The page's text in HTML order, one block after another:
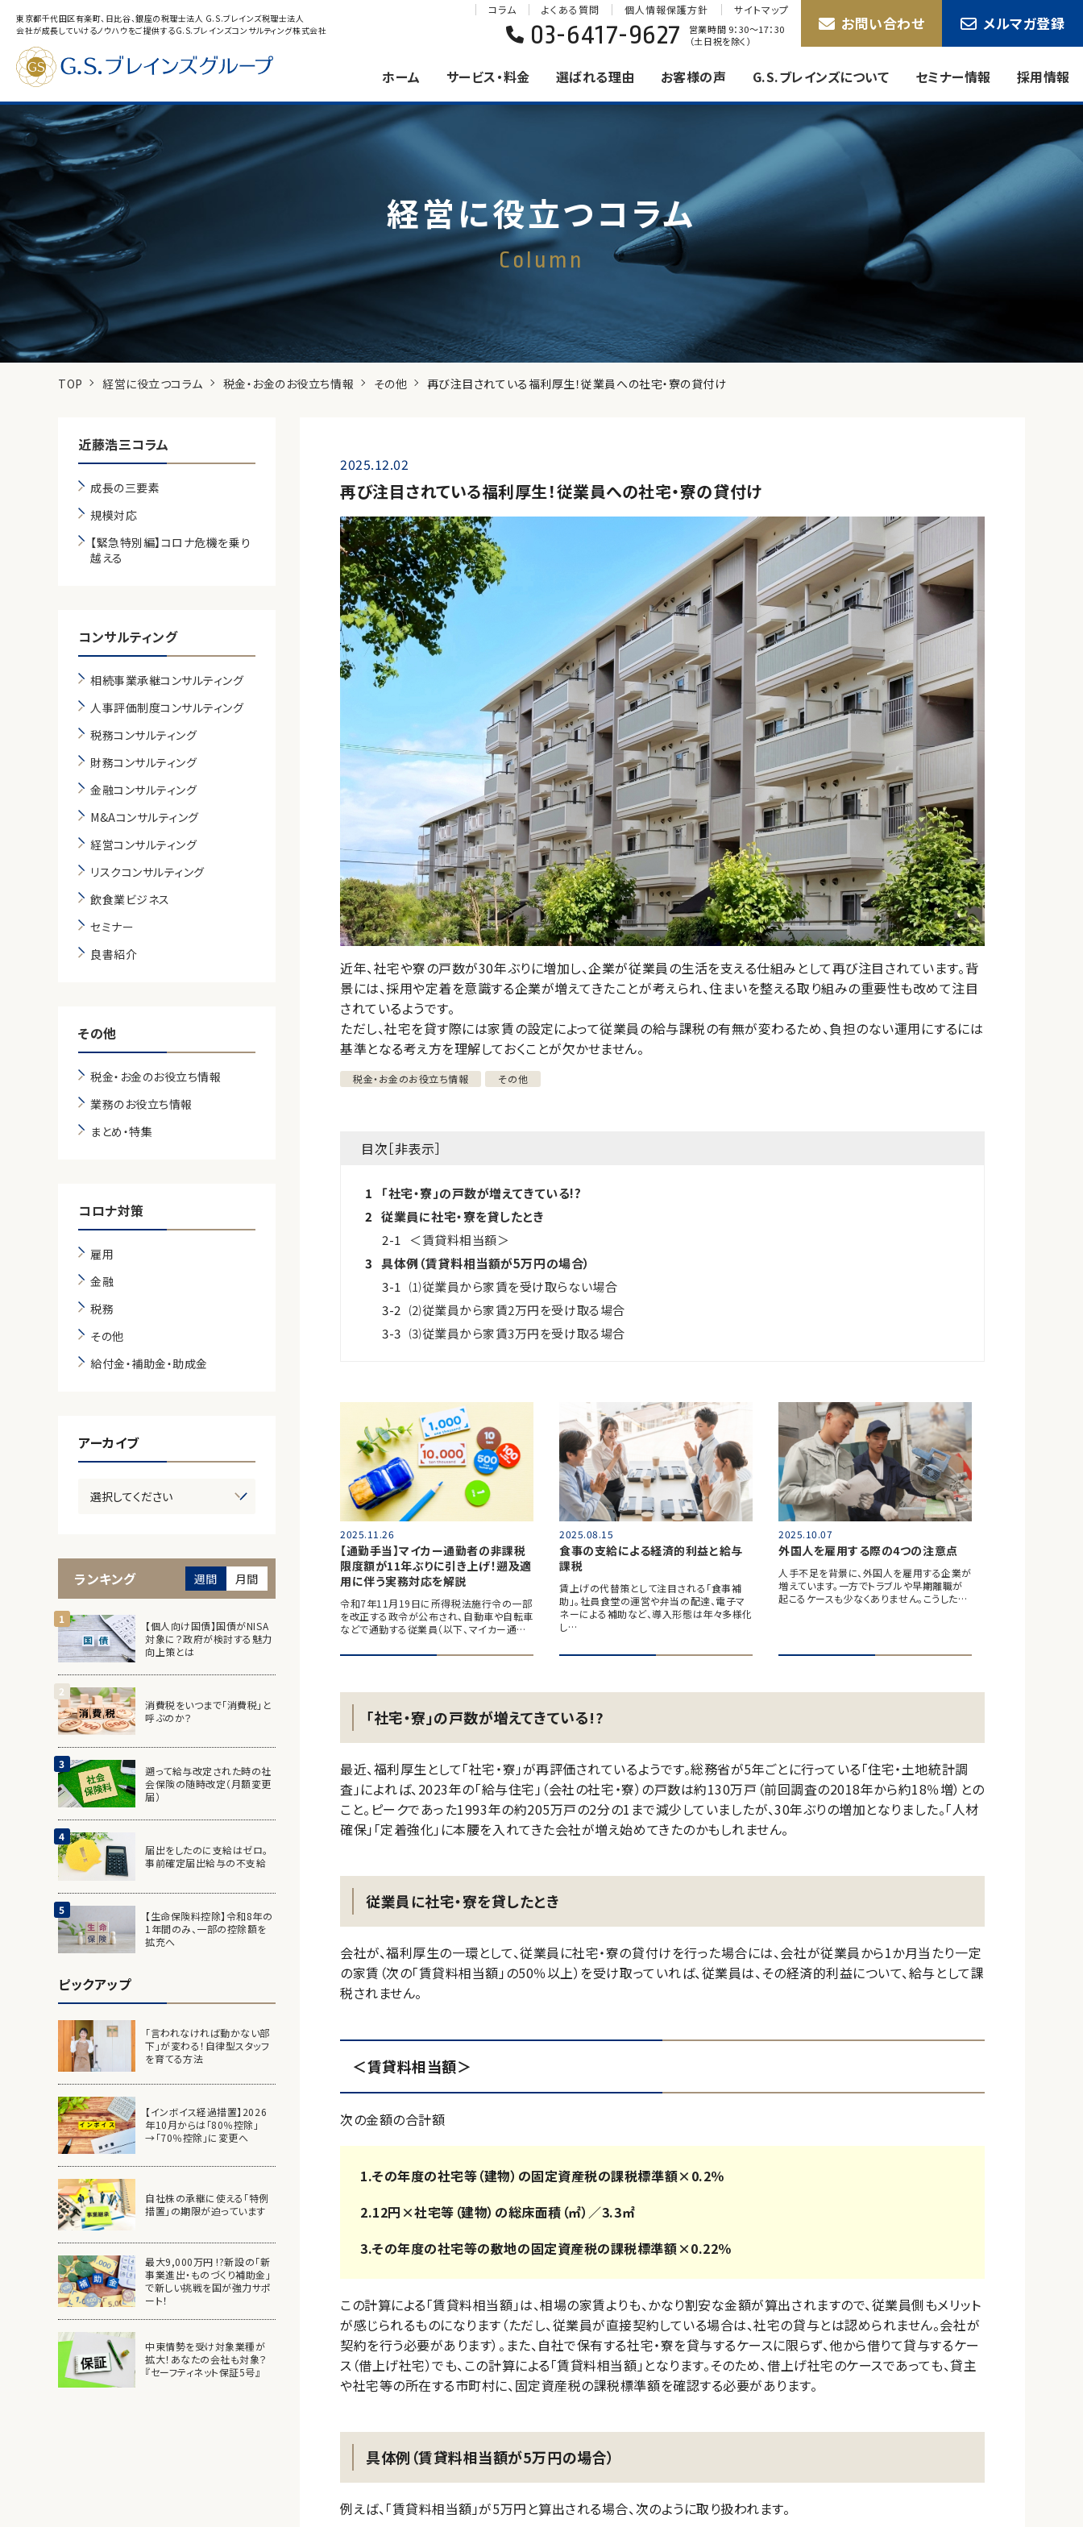
東京都千代田区有楽町、日比谷、銀座の税理士法人 G.S.ブレインズ税理士法人
会社が成長していけるノウハウをご提供するG.S.ブレインズコンサルティング株式会社
ホーム サービス・料金 選ばれる理由 お客様の声 G.S.ブレインズについて セミナー情報 採用情報
コラム よくある質問 個人情報保護方針 サイトマップ
03-6417-9627
営業時間 9：30〜17：30
（土日祝を除く）
お問い合わせ メルマガ登録
経営に役立つコラム
Column
TOP 経営に役立つコラム 税金・お金のお役立ち情報 その他 再び注目されている福利厚生！従業員への社宅・寮の貸付け
2025.12.02
再び注目されている福利厚生！従業員への社宅・寮の貸付け
近年、社宅や寮の戸数が30年ぶりに増加し、企業が従業員の生活を支える仕組みとして再び注目されています。背
景には、採用や定着を意識する企業が増えてきたことが考えられ、住まいを整える取り組みの重要性も改めて注目
されているようです。
ただし、社宅を貸す際には家賃の設定によって従業員の給与課税の有無が変わるため、負担のない運用にするには
基準となる考え方を理解しておくことが欠かせません。
税金・お金のお役立ち情報 その他
目次［非表示］
1
「社宅・寮」の戸数が増えてきている!?
2 従業員に社宅・寮を貸したとき
2-1 ＜賃貸料相当額＞
3 具体例（賃貸料相当額が5万円の場合）
3-1 ⑴従業員から家賃を受け取らない場合
3-2 ⑵従業員から家賃2万円を受け取る場合
3-3 ⑶従業員から家賃3万円を受け取る場合
2025.11.26
【通勤手当】マイカー通勤者の非課税
限度額が11年ぶりに引き上げ！遡及適
用に伴う実務対応を解説
令和7年11月19日に所得税法施行令の一部
を改正する政令が公布され、自動車や自転車
などで通勤する従業員（以下、マイカー通…
2025.08.15
食事の支給による経済的利益と給与
課税
賃上げの代替策として注目される「食事補
助」。社員食堂の運営や弁当の配達、電子マ
ネーによる補助など、導入形態は年々多様化
し…
2025.10.07
外国人を雇用する際の4つの注意点
人手不足を背景に、外国人を雇用する企業が
増えています。一方でトラブルや早期離職が
起こるケースも少なくありません。こうした…
「社宅・寮」の戸数が増えてきている!?
最近、福利厚生として「社宅・寮」が再評価されているようです。総務省が5年ごとに行っている「住宅・土地統計調
査」によれば、2023年の「給与住宅」（会社の社宅・寮）の戸数は約130万戸（前回調査の2018年から約18％増）との
こと。ピークであった1993年の約205万戸の2分の1まで減少していましたが、30年ぶりの増加となりました。「人材
確保」「定着強化」に本腰を入れてきた会社が増え始めてきたのかもしれません。
従業員に社宅・寮を貸したとき
会社が、福利厚生の一環として、従業員に社宅・寮の貸付けを行った場合には、会社が従業員から1か月当たり一定
の家賃（次の「賃貸料相当額」の50％以上）を受け取っていれば、従業員は、その経済的利益について、給与として課
税されません。
＜賃貸料相当額＞
次の金額の合計額
1.その年度の社宅等（建物）の固定資産税の課税標準額×0.2％
2.12円×社宅等（建物）の総床面積（㎡）／3.3㎡
3.その年度の社宅等の敷地の固定資産税の課税標準額×0.22％
この計算による「賃貸料相当額」は、相場の家賃よりも、かなり割安な金額が算出されますので、従業員側もメリット
が感じられるものになります（ただし、従業員が直接契約している場合は、社宅の貸与とは認められません。会社が
契約を行う必要があります）。また、自社で保有する社宅・寮を貸与するケースに限らず、他から借りて貸与するケー
ス（借上げ社宅）でも、この計算による「賃貸料相当額」となります。そのため、借上げ社宅のケースであっても、貸主
や社宅等の所在する市町村に、固定資産税の課税標準額を確認する必要があります。
具体例（賃貸料相当額が5万円の場合）
例えば、「賃貸料相当額」が5万円と算出される場合、次のように取り扱われます。
近藤浩三コラム
成長の三要素
規模対応
【緊急特別編】コロナ危機を乗り
越える
コンサルティング
相続事業承継コンサルティング
人事評価制度コンサルティング
税務コンサルティング
財務コンサルティング
金融コンサルティング
M&Aコンサルティング
経営コンサルティング
リスクコンサルティング
飲食業ビジネス
セミナー
良書紹介
その他
税金・お金のお役立ち情報
業務のお役立ち情報
まとめ・特集
コロナ対策
雇用
金融
税務
その他
給付金・補助金・助成金
アーカイブ
ランキング 週間 月間
【個人向け国債】国債がNISA
対象に？政府が検討する魅力
向上策とは
消費税をいつまで「消費税」と
呼ぶのか？
遡って給与改定された時の社
会保険の随時改定（月額変更
届）
届出をしたのに支給はゼロ。
事前確定届出給与の不支給
【生命保険料控除】令和8年の
1年間のみ、一部の控除額を
拡充へ
ピックアップ
「言われなければ動かない部
下」が変わる！自律型スタッフ
を育てる方法
【インボイス経過措置】2026
年10月からは「80％控除」
→「70％控除」に変更へ
自社株の承継に使える「特例
措置」の期限が迫っています
最大9,000万円 !?新設の「新
事業進出・ものづくり補助金」
で新しい挑戦を国が強力サポ
ート！
中東情勢を受け対象業種が
拡大！あなたの会社も対象？
『セーフティネット保証5号』